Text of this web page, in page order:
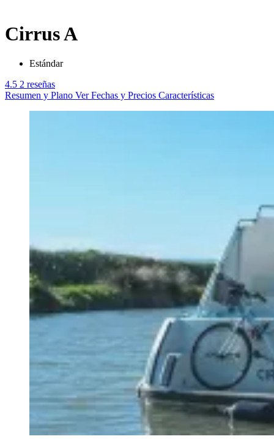
Cirrus A
Estándar
4.5 2 reseñas
Resumen y Plano Ver Fechas y Precios Características